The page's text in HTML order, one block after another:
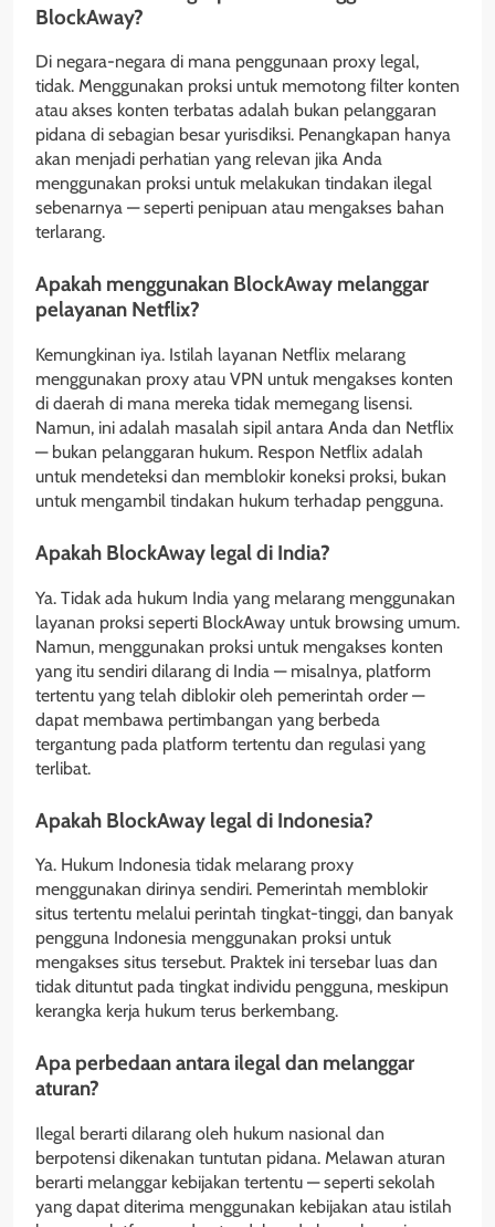
BlockAway?
Di negara-negara di mana penggunaan proxy legal,
tidak. Menggunakan proksi untuk memotong filter konten
atau akses konten terbatas adalah bukan pelanggaran
pidana di sebagian besar yurisdiksi. Penangkapan hanya
akan menjadi perhatian yang relevan jika Anda
menggunakan proksi untuk melakukan tindakan ilegal
sebenarnya — seperti penipuan atau mengakses bahan
terlarang.
Apakah menggunakan BlockAway melanggar
pelayanan Netflix?
Kemungkinan iya. Istilah layanan Netflix melarang
menggunakan proxy atau VPN untuk mengakses konten
di daerah di mana mereka tidak memegang lisensi.
Namun, ini adalah masalah sipil antara Anda dan Netflix
— bukan pelanggaran hukum. Respon Netflix adalah
untuk mendeteksi dan memblokir koneksi proksi, bukan
untuk mengambil tindakan hukum terhadap pengguna.
Apakah BlockAway legal di India?
Ya. Tidak ada hukum India yang melarang menggunakan
layanan proksi seperti BlockAway untuk browsing umum.
Namun, menggunakan proksi untuk mengakses konten
yang itu sendiri dilarang di India — misalnya, platform
tertentu yang telah diblokir oleh pemerintah order —
dapat membawa pertimbangan yang berbeda
tergantung pada platform tertentu dan regulasi yang
terlibat.
Apakah BlockAway legal di Indonesia?
Ya. Hukum Indonesia tidak melarang proxy
menggunakan dirinya sendiri. Pemerintah memblokir
situs tertentu melalui perintah tingkat-tinggi, dan banyak
pengguna Indonesia menggunakan proksi untuk
mengakses situs tersebut. Praktek ini tersebar luas dan
tidak dituntut pada tingkat individu pengguna, meskipun
kerangka kerja hukum terus berkembang.
Apa perbedaan antara ilegal dan melanggar
aturan?
Ilegal berarti dilarang oleh hukum nasional dan
berpotensi dikenakan tuntutan pidana. Melawan aturan
berarti melanggar kebijakan tertentu — seperti sekolah
yang dapat diterima menggunakan kebijakan atau istilah